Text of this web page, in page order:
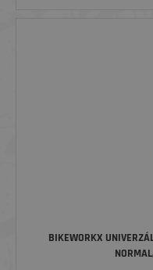
BIKEWORKX